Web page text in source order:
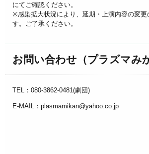
にてご確認ください。
※感染拡大状況により、延期・上演内容の変更
す。ご了承ください。
お問い合わせ（プラズマみ
TEL：080-3862-0481(劇団)
E-MAIL：plasmamikan@yahoo.co.jp